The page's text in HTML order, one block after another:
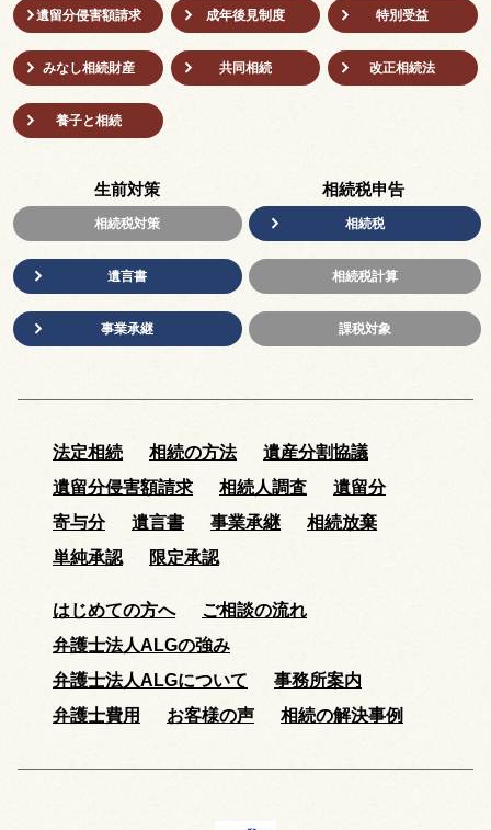
遺留分侵害額請求 成年後⾒制度 特別受益
みなし相続財産 共同相続 改正相続法
養子と相続
生前対策
相続税対策
遺言書
事業承継
相続税申告
相続税
相続税計算
課税対象
法定相続 相続の方法
遺産分割協議
遺留分侵害額請求
相続人調査
遺留分
寄与分
遺言書 事業承継
相続放棄
単純承認
限定承認
はじめての方へ
ご相談の流れ
弁護士法人ALGの強み
弁護士法人ALGについて
事務所案内
弁護士費用
お客様の声 相続の解決事例